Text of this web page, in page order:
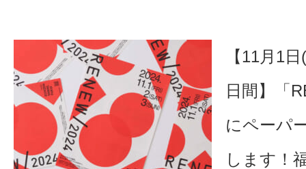
【11月1
日間】「
にペーパ
します！